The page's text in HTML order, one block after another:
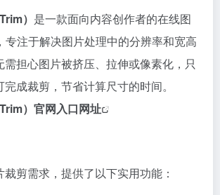
） 是一款面向内容创作者的在线图
专注于解决图片处理中的分辨率和宽高
需担心图片被挤压、拉伸或像素化，只
成裁剪，节省计算尺寸的时间。
）官网入口网址
剪需求，提供了以下实用功能：